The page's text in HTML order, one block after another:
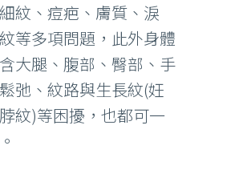
紋、痘疤、膚質、淚
等多項問題，此外身體
大腿、腹部、臀部、手
弛、紋路與生長紋(妊
紋)等困擾，也都可一